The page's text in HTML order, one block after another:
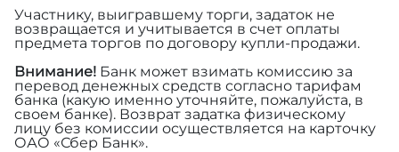
Участнику, выигравшему торги, задаток не
возвращается и учитывается в счет оплаты
предмета торгов по договору купли-продажи.
Внимание! Банк может взимать комиссию за
перевод денежных средств согласно тарифам
банка (какую именно уточняйте, пожалуйста, в
своем банке). Возврат задатка физическому
лицу без комиссии осуществляется на карточку
ОАО «Сбер Банк».